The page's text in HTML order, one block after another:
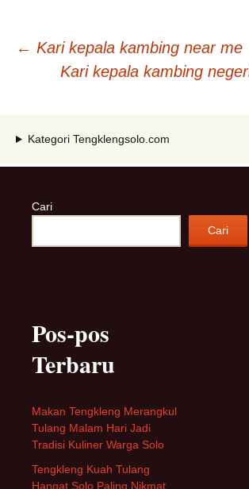
Navigasi
← Kari kepala kambing near me
Kari kepala kambing
Kategori Tengklengsolo.com
Cari
Cari
Pos-pos
Terbaru
Makan Tengkleng Merangkul
Tulang Malam Hari Jadi
Tradisi Kuliner Warga Solo
Tengkleng Kuah Tulang
Hangat Solo Paling Nikmat